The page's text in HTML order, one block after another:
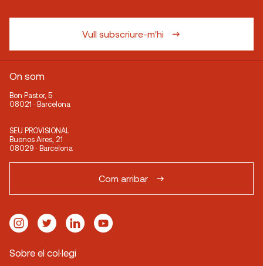
Vull subscriure-m'hi
On som
Bon Pastor, 5
08021 · Barcelona
SEU PROVISIONAL
Buenos Aires, 21
08029 · Barcelona
Com arribar
Sobre el col·legi